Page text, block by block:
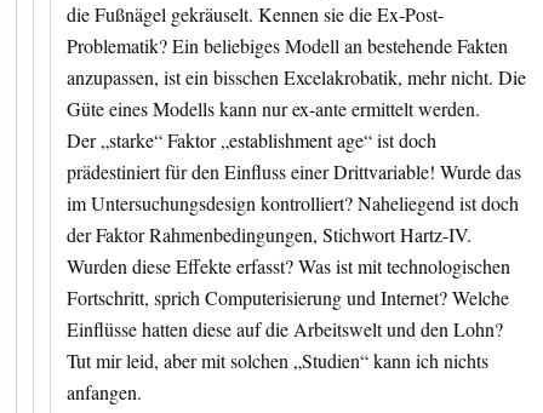
die Fußnägel gekräuselt. Kennen sie die Ex-Post-
Problematik? Ein beliebiges Modell an bestehende Fakten
anzupassen, ist ein bisschen Excelakrobatik, mehr nicht. Die
Güte eines Modells kann nur ex-ante ermittelt werden.
Der „starke“ Faktor „establishment age“ ist doch
prädestiniert für den Einfluss einer Drittvariable! Wurde das
im Untersuchungsdesign kontrolliert? Naheliegend ist doch
der Faktor Rahmenbedingungen, Stichwort Hartz-IV.
Wurden diese Effekte erfasst? Was ist mit technologischen
Fortschritt, sprich Computerisierung und Internet? Welche
Einflüsse hatten diese auf die Arbeitswelt und den Lohn?
Tut mir leid, aber mit solchen „Studien“ kann ich nichts
anfangen.